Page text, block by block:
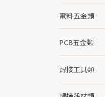
電料五金類
PCB五金類
焊接工具類